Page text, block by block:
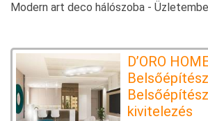
Modern art deco hálószoba -
D’ORO
kivitelezés